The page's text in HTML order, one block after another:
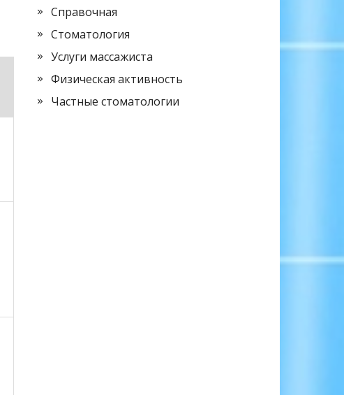
Справочная
Стоматология
Услуги массажиста
Физическая активность
Частные стоматологии